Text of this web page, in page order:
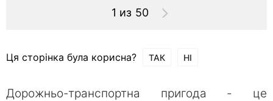
1 из 50
Ця сторінка була корисна? ТАК НІ
Дорожньо-транспортна пригода - це